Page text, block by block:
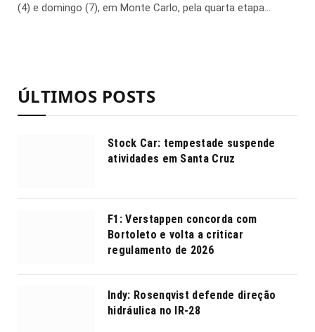
(4) e domingo (7), em Monte Carlo, pela quarta etapa…
ÚLTIMOS POSTS
Stock Car: tempestade suspende
atividades em Santa Cruz
F1: Verstappen concorda com
Bortoleto e volta a criticar
regulamento de 2026
Indy: Rosenqvist defende direção
hidráulica no IR-28